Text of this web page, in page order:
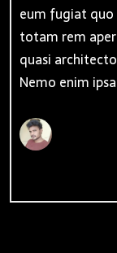
eum fugiat
totam rem
quasi
Nemo enim